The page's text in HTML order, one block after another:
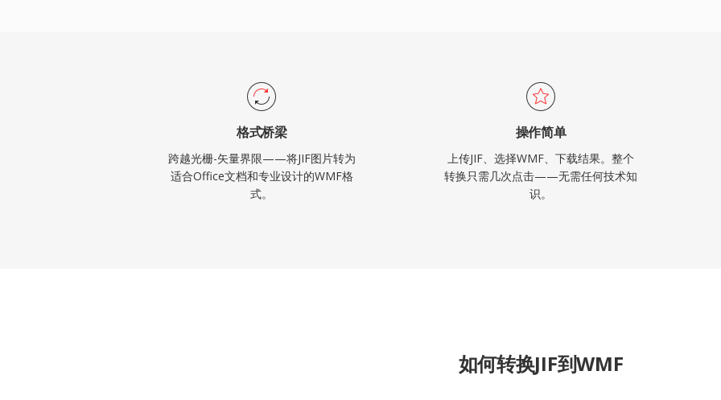
格式桥梁
跨越光栅-矢量界限——将JIF图片转为
适合Office文档和专业设计的WMF格
式。
操作简单
上传JIF、选择WMF、下载结果。整个
转换只需几次点击——无需任何技术知
识。
如何转换JIF到WMF